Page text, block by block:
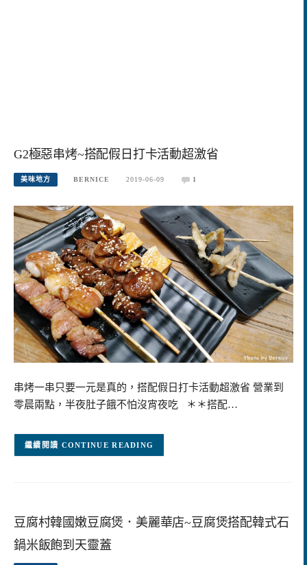
G2極惡串烤~搭配假日打卡活動超激省
美味地方 BERNICE 2019-06-09 1
串烤一串只要一元是真的，搭配假日打卡活動超激省 營業到
零晨兩點，半夜肚子餓不怕沒宵夜吃 ＊＊搭配…
CONTINUE READING
豆腐村韓國嫩豆腐煲．美麗華店~豆腐煲搭配韓式石
鍋米飯飽到天靈蓋